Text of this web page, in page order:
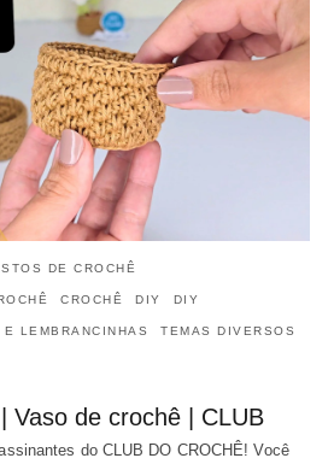
DE CROCHÊ
CROCHÊ DIY DIY
LEMBRANCINHAS TEMAS DIVERSOS
Vaso de crochê | CLUB
do CLUB DO CROCHÊ! Você